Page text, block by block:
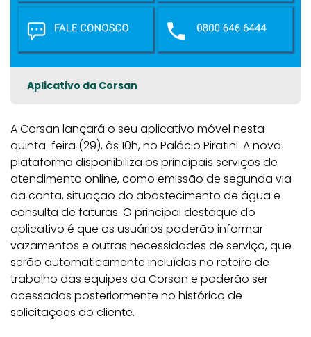
Aplicativo da Corsan
A Corsan lançará o seu aplicativo móvel nesta
quinta-feira (29), às 10h, no Palácio Piratini. A nova
plataforma disponibiliza os principais serviços de
atendimento online, como emissão de segunda via
da conta, situação do abastecimento de água e
consulta de faturas. O principal destaque do
aplicativo é que os usuários poderão informar
vazamentos e outras necessidades de serviço, que
serão automaticamente incluídas no roteiro de
trabalho das equipes da Corsan e poderão ser
acessadas posteriormente no histórico de
solicitações do cliente.